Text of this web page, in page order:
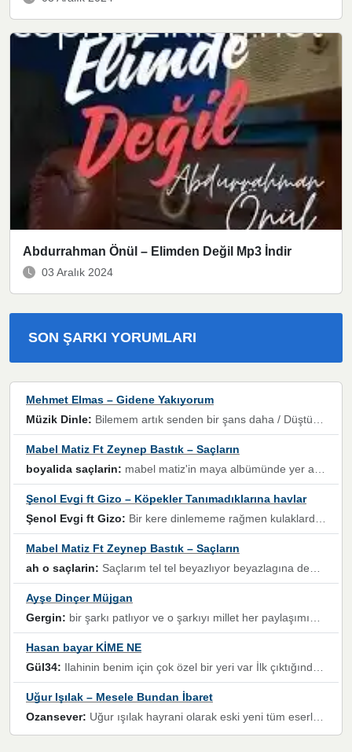
Abdurrahman Önül – Elimden Değil Mp3 İndir
03 Aralık 2024
SON ŞARKI YORUMLARI
Mehmet Elmas – Gidene Yakıyorum
Müzik Dinle: Bilemem artık senden bir şans daha / Düştüğün zaman ben olmayacağım yanında” dizeleri, artık geçmişin tekrarına izin verilmeyeceğini, kişisel sınırların çizildiğini gösteriyor.
Mabel Matiz Ft Zeynep Bastık – Saçların
boyalida saçlarin: mabel matiz'in maya albümünde yer alan güzellerden. parça da şarkı hani! müzikal altyapısına vurulduğum, sözlerinde kaybolduğum bir parça olmuş.
Şenol Evgi ft Gizo – Köpekler Tanımadıklarına havlar
Şenol Evgi ft Gizo: Bir kere dinlememe rağmen kulaklardan gitmiyor sen sen sen sen kurban ol sen sen sen sen hayran ol yükses ses müzik dinleme sebebisiniz canlar bomba gibi patladınız maşallah
Mabel Matiz Ft Zeynep Bastık – Saçların
ah o saçlarin: Saçlarım tel tel beyazlıyor beyazlagına degil yanımda sen yoksun ona üzülüyorum günler bir bir geçiyor geçen günlere değil sensiz geçen günlere darılıyorum,Dinledikce asla kavusamayacagim ama asla unutamicagim sevdiğim adam için yanar içim
Ayşe Dinçer Müjgan
Gergin: bir şarkı patlıyor ve o şarkıyı millet her paylaşımın altına koyuyor ve öyle bir durum hal alıyor ki şarkıyı dinlemeden şarkıdan bikıyorsun Ama bu enteresan bir şekilde dillere dolanıyor millet olarak seviyoruz dertlerle boğuşurken bir yandan da göbek atmayi))) diyeceklerim bu kadar güzel hoş bir sayfa emeğinize sağlık arkadaşlar kolay gelsin
Hasan bayar KİME NE
Gül34: Ilahinin benim için çok özel bir yeri var İlk çıktığında komşum ne kadar yüksek sesle dinliyorsa orada duymuştum ve YouTube'dan aratıp Bu ilahiyi bulmuştum ve sonra müdavimi oldum günlük Ben de 3-5 kere dinleyip ezberleyip artık ilahiye bende eşlik ediyorum yüksek sesle Allah razı olsun hizmet nimettir Rabbim sizin zahmetlerinize de hayırlı nimetler versin Selam ve dua ile Allah'a emanet olun
Uğur Işılak – Mesele Bundan İbaret
Ozansever: Uğur ışılak hayrani olarak eski yeni tüm eserlerini keyifle huzurla dinleyenlerden birisiyim, emeğine saygı duyan gönül veren bunu en güzel şekilde sevenlerine ulaştıran siz değerli sayfa yöneticilerine de teşekkür ederim